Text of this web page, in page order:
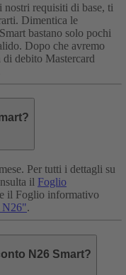
requisiti di base, ti
Dimentica le
bastano solo pochi
Dopo che avremo
debito Mastercard
Per tutti i dettagli su
il Foglio
e il Foglio informativo
N26".
N26 Smart?